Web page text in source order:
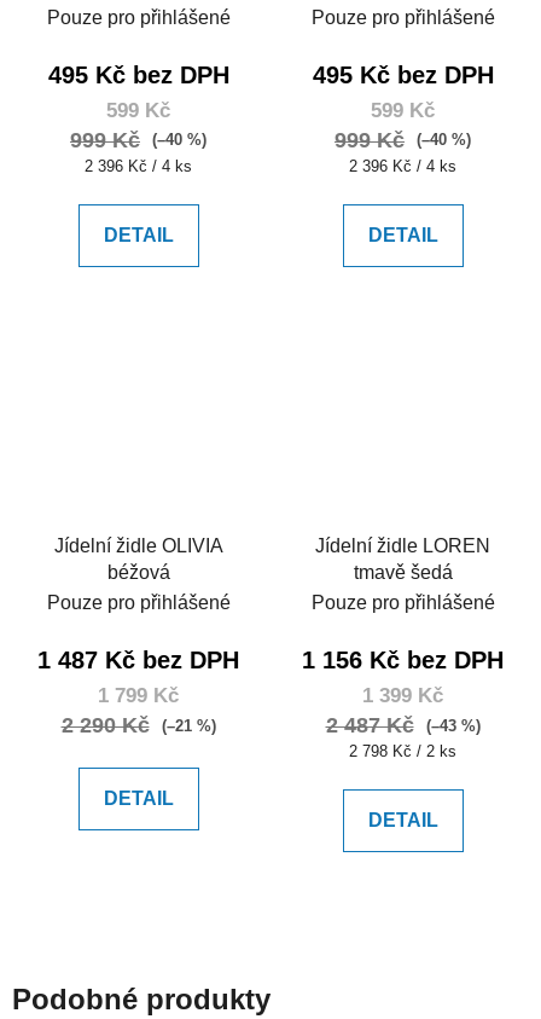
Pouze pro přihlášené
495 Kč bez DPH
599 Kč
999 Kč
(–40 %)
Měrná
2 396 Kč / 4 ks
DETAIL
Pouze pro přihlášené
495 Kč bez DPH
599 Kč
999 Kč
(–40 %)
Měrná
2 396 Kč / 4 ks
DETAIL
Jídelní židle OLIVIA
béžová
Pouze pro přihlášené
1 487 Kč bez DPH
1 799 Kč
2 290 Kč (–21 %)
DETAIL
Jídelní židle LOREN
tmavě šedá
Pouze pro přihlášené
1 156 Kč bez DPH
1 399 Kč
2 487 Kč
(–43 %)
Měrná
2 798 Kč / 2 ks
DETAIL
Podobné produkty